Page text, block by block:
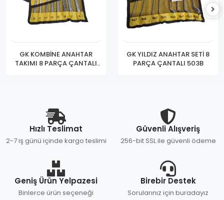
GK KOMBİNE ANAHTAR
TAKIMI 8 PARÇA ÇANTALI
GK YILDIZ ANAHTAR SETİ 8
PARÇA ÇANTALI 503B
Hızlı Teslimat
2-7 iş günü içinde kargo teslimi
Güvenli Alışveriş
256-bit SSL ile güvenli ödeme
Geniş Ürün Yelpazesi
Binlerce ürün seçeneği
Birebir Destek
Sorularınız için buradayız